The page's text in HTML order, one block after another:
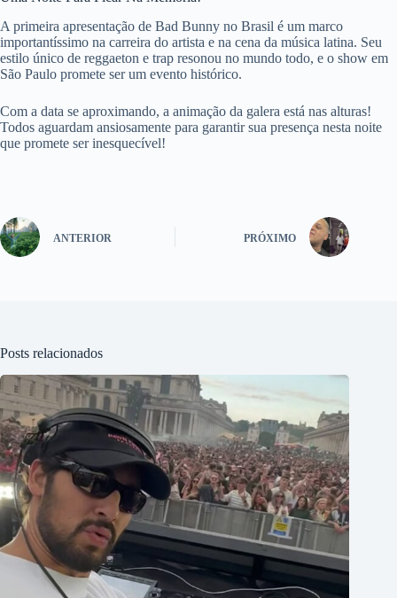
A primeira apresentação de Bad Bunny no Brasil é um marco
importantíssimo na carreira do artista e na cena da música latina. Seu
estilo único de reggaeton e trap resonou no mundo todo, e o show em
São Paulo promete ser um evento histórico.
Com a data se aproximando, a animação da galera está nas alturas!
Todos aguardam ansiosamente para garantir sua presença nesta noite
que promete ser inesquecível!
ANTERIOR PRÓXIMO
Posts relacionados